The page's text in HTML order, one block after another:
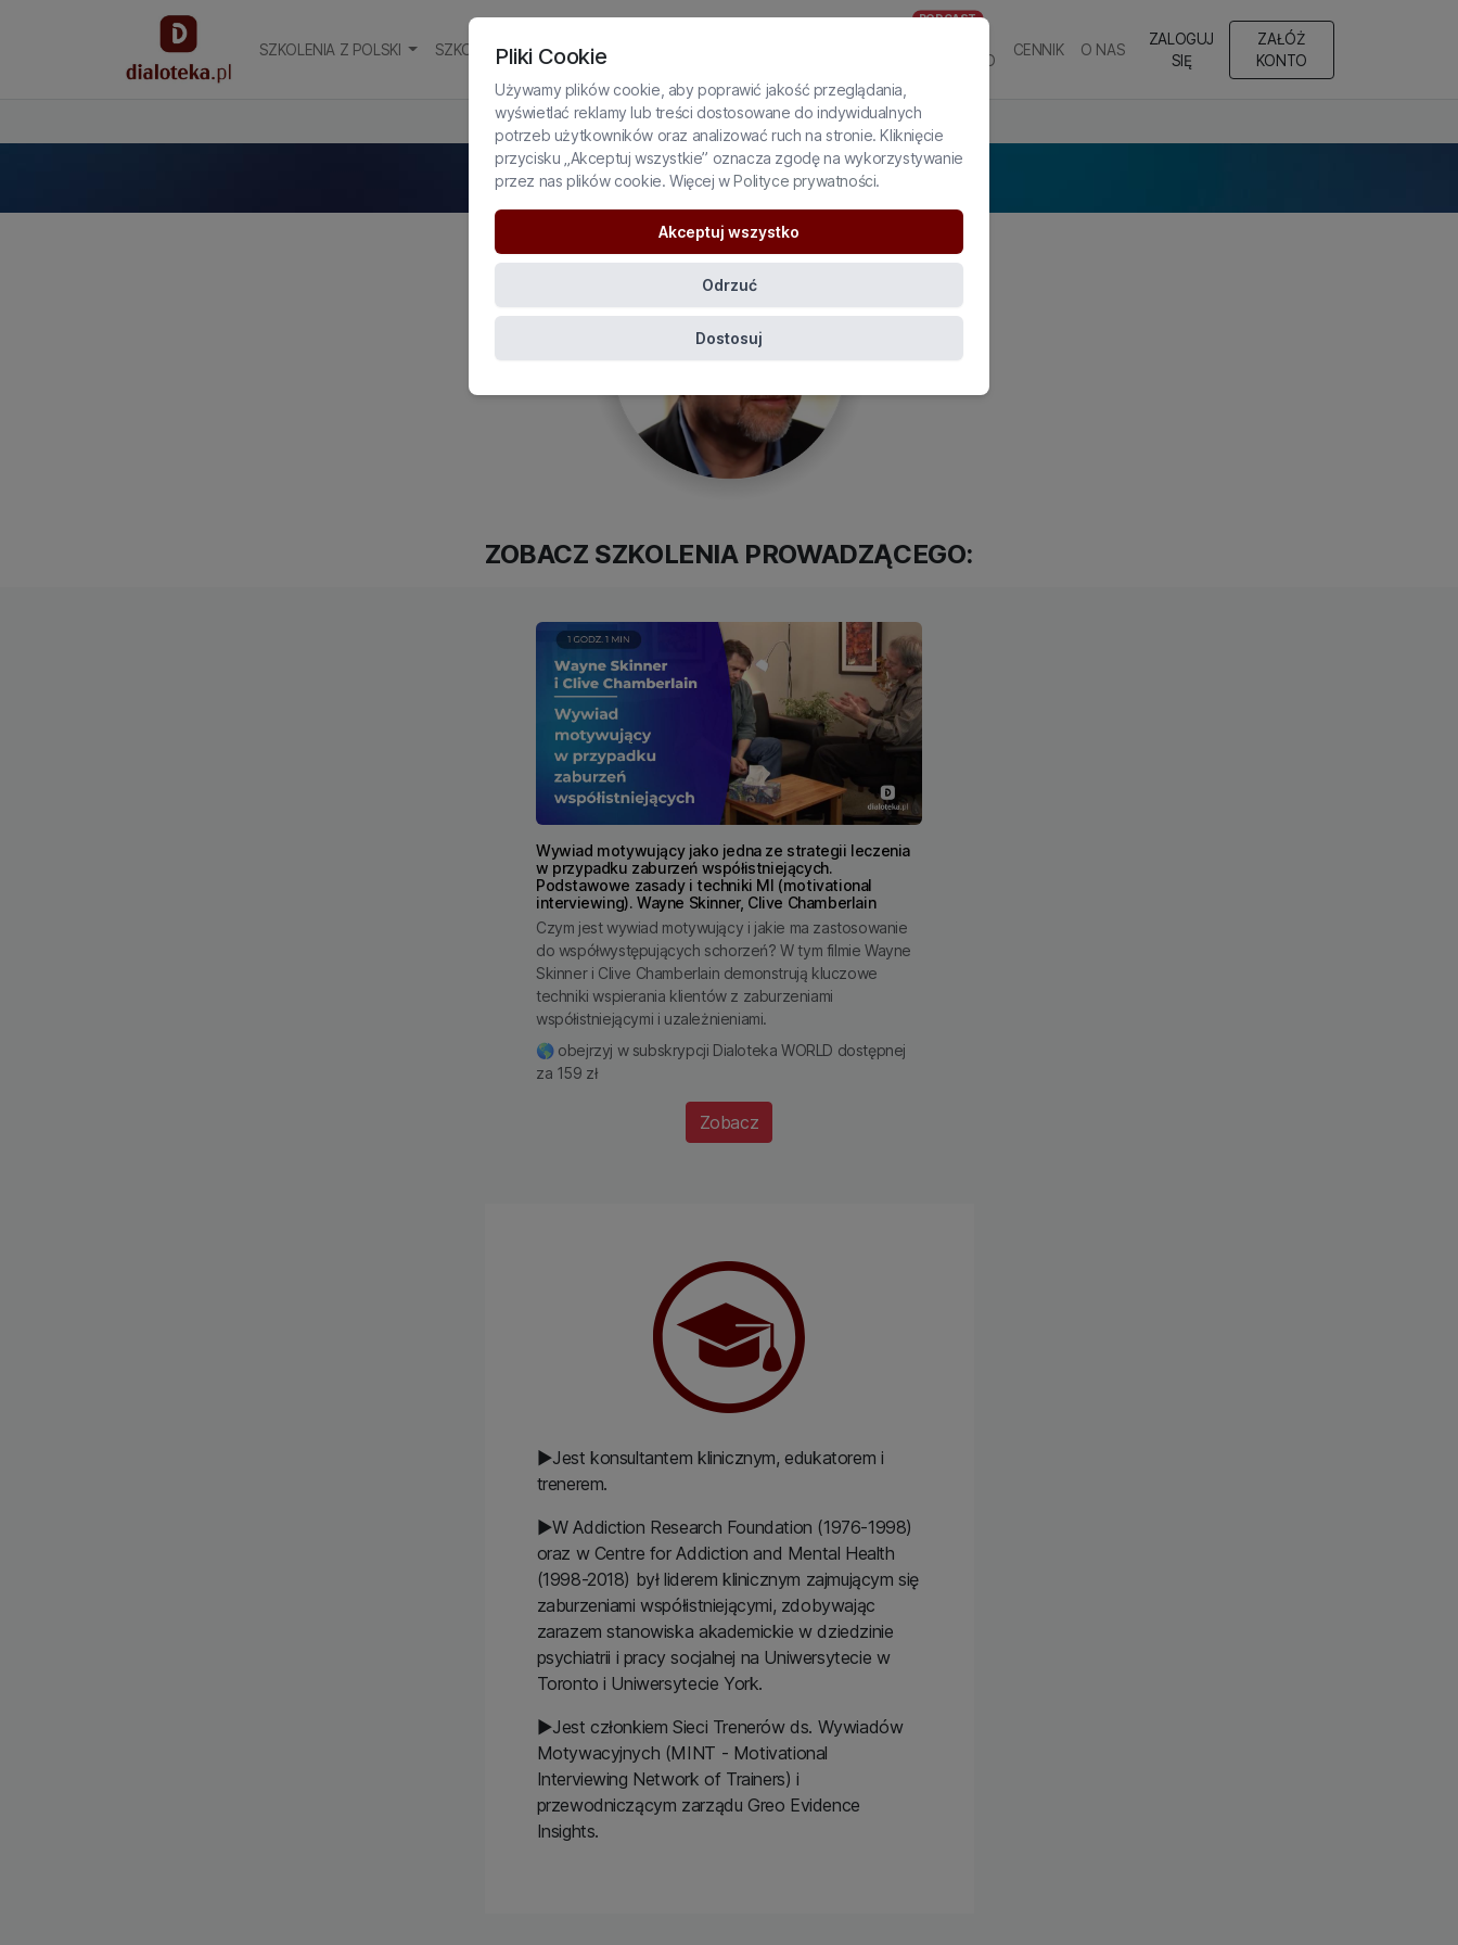
SZKOLENIA Z POLSKI SZKOLENIA ZE ŚWIATA
JAGIELSKIEGO
PODCAST
CENNIK O NAS
ZALOGUJ
SIĘ
ZAŁÓŻ
KONTO
PROFIL EKSPERTA
Wayne Skinner
ZOBACZ SZKOLENIA PROWADZĄCEGO:
Wywiad motywujący jako jedna ze strategii leczenia
w przypadku zaburzeń współistniejących.
Podstawowe zasady i techniki MI (motivational
interviewing). Wayne Skinner, Clive Chamberlain
Czym jest wywiad motywujący i jakie ma zastosowanie
do współwystępujących schorzeń? W tym filmie Wayne
Skinner i Clive Chamberlain demonstrują kluczowe
techniki wspierania klientów z zaburzeniami
współistniejącymi i uzależnieniami.
🌎 obejrzyj w subskrypcji Dialoteka WORLD dostępnej
za 159 zł
Zobacz
▶Jest konsultantem klinicznym, edukatorem i
trenerem.
▶W Addiction Research Foundation (1976-1998)
oraz w Centre for Addiction and Mental Health
(1998-2018) był liderem klinicznym zajmującym się
zaburzeniami współistniejącymi, zdobywając
zarazem stanowiska akademickie w dziedzinie
psychiatrii i pracy socjalnej na Uniwersytecie w
Toronto i Uniwersytecie York.
▶Jest członkiem Sieci Trenerów ds. Wywiadów
Motywacyjnych (MINT - Motivational
Interviewing Network of Trainers) i
przewodniczącym zarządu Greo Evidence
Insights.
Pliki Cookie
Używamy plików cookie, aby poprawić jakość przeglądania,
wyświetlać reklamy lub treści dostosowane do indywidualnych
potrzeb użytkowników oraz analizować ruch na stronie. Kliknięcie
przycisku „Akceptuj wszystkie” oznacza zgodę na wykorzystywanie
przez nas plików cookie. Więcej wPolityce prywatności.
Akceptuj wszystko
Odrzuć
Dostosuj